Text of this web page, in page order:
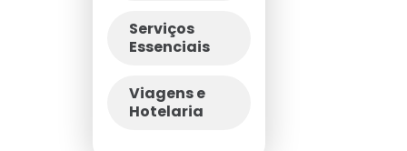
Serviços
Essenciais
Viagens e
Hotelaria